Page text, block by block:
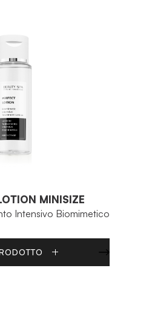
MINISIZE
Intensivo Biomimetico